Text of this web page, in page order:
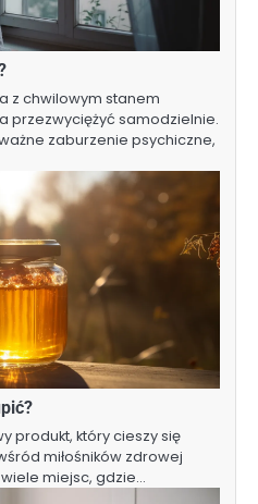
z chwilowym stanem
przezwyciężyć samodzielnie.
zaburzenie psychiczne,
produkt, który cieszy się
miłośników zdrowej
miejsc, gdzie…